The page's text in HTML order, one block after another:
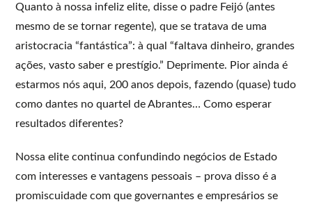
Quanto à nossa infeliz elite, disse o padre Feijó (antes
mesmo de se tornar regente), que se tratava de uma
aristocracia “fantástica”: à qual “faltava dinheiro, grandes
ações, vasto saber e prestígio.” Deprimente. Pior ainda é
estarmos nós aqui, 200 anos depois, fazendo (quase) tudo
como dantes no quartel de Abrantes… Como esperar
resultados diferentes?
Nossa elite continua confundindo negócios de Estado
com interesses e vantagens pessoais – prova disso é a
promiscuidade com que governantes e empresários se